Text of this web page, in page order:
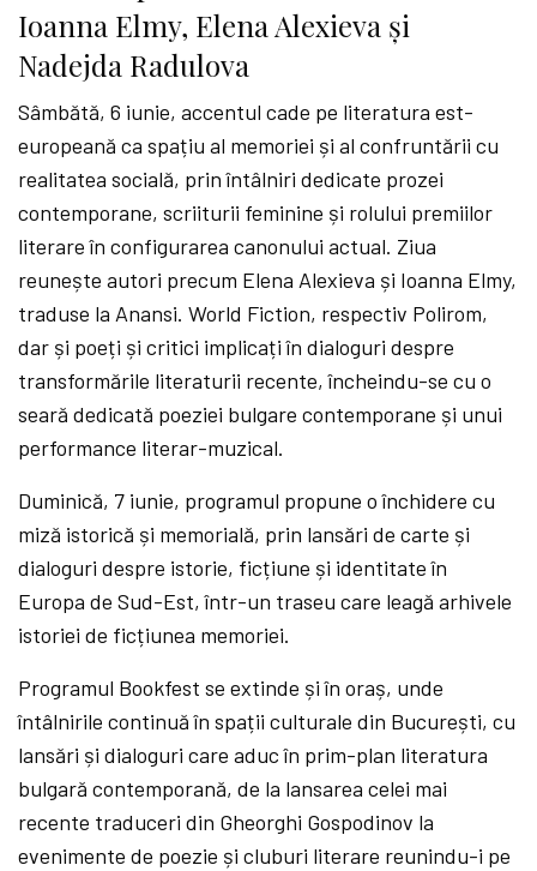
Ioanna Elmy, Elena Alexieva și
Nadejda Radulova
Sâmbătă, 6 iunie, accentul cade pe literatura est-
europeană ca spațiu al memoriei și al confruntării cu
realitatea socială, prin întâlniri dedicate prozei
contemporane, scriiturii feminine și rolului premiilor
literare în configurarea canonului actual. Ziua
reunește autori precum Elena Alexieva și Ioanna Elmy,
traduse la Anansi. World Fiction, respectiv Polirom,
dar și poeți și critici implicați în dialoguri despre
transformările literaturii recente, încheindu-se cu o
seară dedicată poeziei bulgare contemporane și unui
performance literar-muzical.
Duminică, 7 iunie, programul propune o închidere cu
miză istorică și memorială, prin lansări de carte și
dialoguri despre istorie, ficțiune și identitate în
Europa de Sud-Est, într-un traseu care leagă arhivele
istoriei de ficțiunea memoriei.
Programul Bookfest se extinde și în oraș, unde
întâlnirile continuă în spații culturale din București, cu
lansări și dialoguri care aduc în prim-plan literatura
bulgară contemporană, de la lansarea celei mai
recente traduceri din Gheorghi Gospodinov la
evenimente de poezie și cluburi literare reunindu-i pe